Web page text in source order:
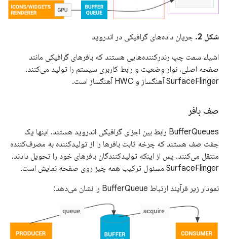
شکل 2.
جریان داده‌های گرافیکی در اندروید
اشیاء سمت چپ رندرکننده‌هایی هستند که بافرهای گرافیکی مانند
صفحه اصلی، نوار وضعیت و رابط کاربری سیستم را تولید می‌کنند.
SurfaceFlinger آهنگساز و HWC آهنگساز است.
صف بافر
BufferQueues رابط بین اجزای گرافیکی اندروید هستند. اینها یک
جفت صف هستند که چرخه ثابت بافرها را از تولیدکننده به مصرف‌کننده
منتقل می‌کنند. پس از اینکه تولیدکنندگان بافرهای خود را تحویل دادند،
SurfaceFlinger مسئول ترکیب همه چیز روی صفحه نمایش است.
نمودار زیر فرآیند ارتباط BufferQueue را نشان می‌دهد: